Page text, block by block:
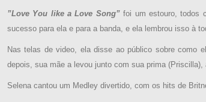
”Love You like a Love Song” foi um estouro, todos
sucesso para ela e para a banda, e ela lembrou isso à
Nas telas de video, ela disse ao público sobre como
depois, sua mãe a levou junto com sua prima
Selena cantou um Medley divertido, com os hits de